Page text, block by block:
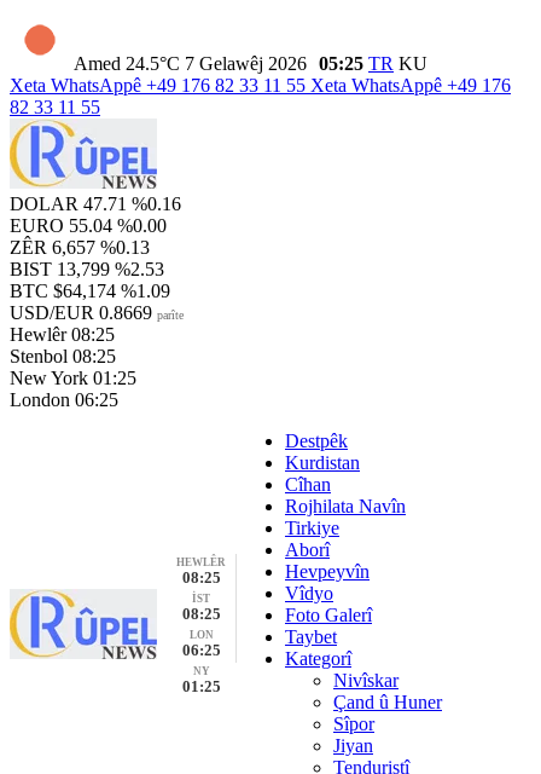
Amed 24.5°C 7 Gelawêj 2026 05:25 TR KU
Xeta WhatsAppê +49 176 82 33 11 55 Xeta WhatsAppê +49 176
82 33 11 55
DOLAR 47.71 %0.16
EURO 55.04 %0.00
ZÊR 6,657 %0.13
BIST 13,799 %2.53
BTC $64,174 %1.09
USD/EUR 0.8669 parîte
Hewlêr 08:25
Stenbol 08:25
New York 01:25
London 06:25
HEWLÊR
08:25
İST
08:25
LON
06:25
NY
01:25
Destpêk
Kurdistan
Cîhan
Rojhilata Navîn
Tirkiye
Aborî
Hevpeyvîn
Vîdyo
Foto Galerî
Taybet
Kategorî
Nivîskar
Çand û Huner
Sîpor
Jiyan
Tenduristî